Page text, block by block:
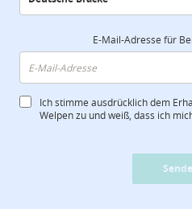
E-Mail-Adresse für
Ich stimme ausdrücklich dem
Welpen zu und weiß, dass ich